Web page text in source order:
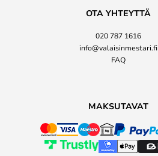
OTA YHTEYTTÄ
020 787 1616
info@valaisinmestari.fi
FAQ
MAKSUTAVAT